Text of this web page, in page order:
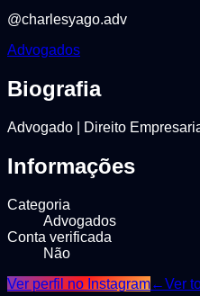
@charlesyago.adv
Advogados
Biografia
Advogado | Direito
Informações
Categoria
Advogados
Conta verificada
Não
Ver perfil no Instagram←Ver